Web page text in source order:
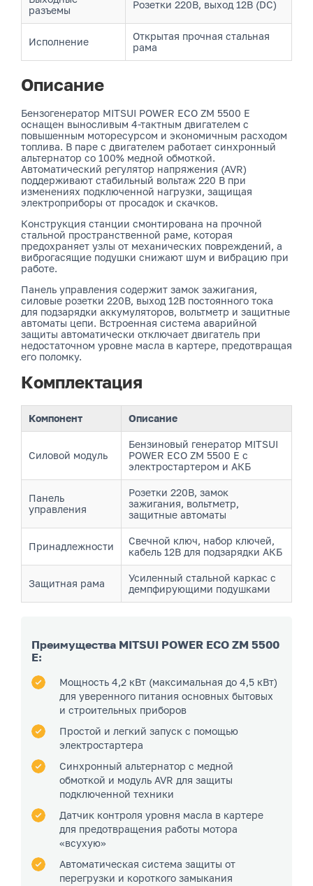
разъемы
Розетки 220В, выход 12В (DC)
Исполнение
Открытая прочная стальная
рама
Описание
Бензогенератор MITSUI POWER ECO ZM 5500 E
оснащен выносливым 4-тактным двигателем с
повышенным моторесурсом и экономичным расходом
топлива. В паре с двигателем работает синхронный
альтернатор со 100% медной обмоткой.
Автоматический регулятор напряжения (AVR)
поддерживают стабильный вольтаж 220 В при
изменениях подключенной нагрузки, защищая
электроприборы от просадок и скачков.
Конструкция станции смонтирована на прочной
стальной пространственной раме, которая
предохраняет узлы от механических повреждений, а
виброгасящие подушки снижают шум и вибрацию при
работе.
Панель управления содержит замок зажигания,
силовые розетки 220В, выход 12В постоянного тока
для подзарядки аккумуляторов, вольтметр и защитные
автоматы цепи. Встроенная система аварийной
защиты автоматически отключает двигатель при
недостаточном уровне масла в картере, предотвращая
его поломку.
Комплектация
Компонент Описание
Силовой модуль
Бензиновый генератор MITSUI
POWER ECO ZM 5500 E с
электростартером и АКБ
Панель
управления
Розетки 220В, замок
зажигания, вольтметр,
защитные автоматы
Принадлежности
Свечной ключ, набор ключей,
кабель 12В для подзарядки АКБ
Защитная рама
Усиленный стальной каркас с
демпфирующими подушками
Преимущества MITSUI POWER ECO ZM 5500
E:
Мощность 4,2 кВт (максимальная до 4,5 кВт)
для уверенного питания основных бытовых
и строительных приборов
Простой и легкий запуск с помощью
электростартера
Синхронный альтернатор с медной
обмоткой и модуль AVR для защиты
подключенной техники
Датчик контроля уровня масла в картере
для предотвращения работы мотора
«всухую»
Автоматическая система защиты от
перегрузки и короткого замыкания